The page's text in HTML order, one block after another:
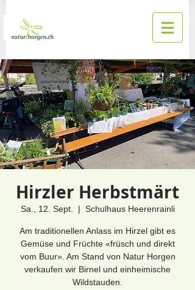
Hirzler Herbstmärt
Sa., 12. Sept.
  |
Schulhaus Heerenrainli
Am traditionellen Anlass im Hirzel gibt es
Gemüse und Früchte «früsch und direkt
vom Buur». Am Stand von Natur Horgen
verkaufen wir Birnel und einheimische
Wildstauden.